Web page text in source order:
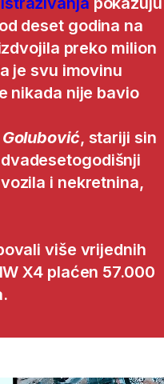
deset godina na
preko milion
je svu imovinu
nikada nije bavio
, stariji sin
i nekretnina,
više vrijednih
X4 plaćen 57.000